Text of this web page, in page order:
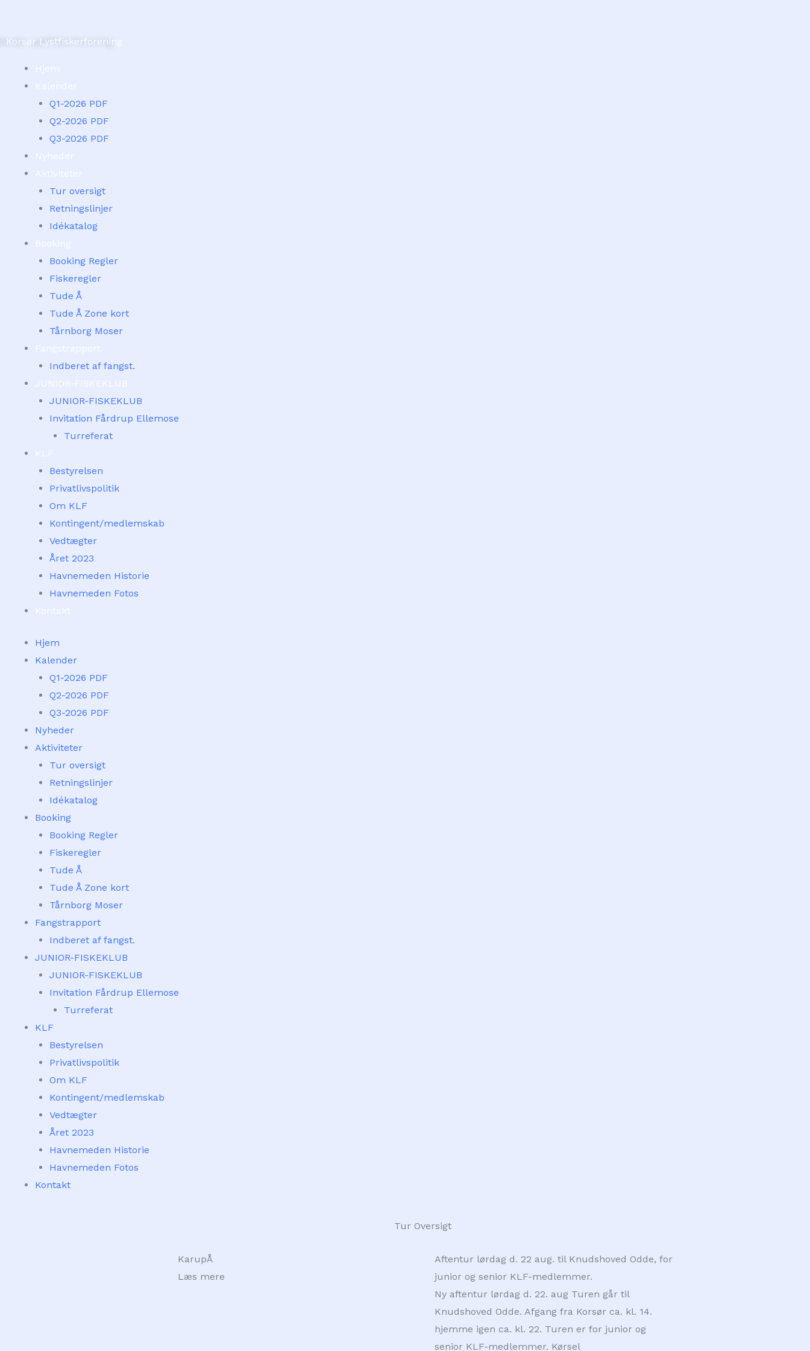
content
Korsør Lystfiskerforening
Q1-2026 PDF
Q2-2026 PDF
Q3-2026 PDF
Tur oversigt
Retningslinjer
Idékatalog
Booking Regler
Fiskeregler
Tude Å
Tude Å Zone kort
Tårnborg Moser
Indberet af fangst.
JUNIOR-FISKEKLUB
Invitation Fårdrup Ellemose
Turreferat
Bestyrelsen
Privatlivspolitik
Om KLF
Kontingent/medlemskab
Vedtægter
Året 2023
Havnemeden Historie
Havnemeden Fotos
Hjem
Kalender
Q1-2026 PDF
Q2-2026 PDF
Q3-2026 PDF
Nyheder
Aktiviteter
Tur oversigt
Retningslinjer
Idékatalog
Booking
Booking Regler
Fiskeregler
Tude Å
Tude Å Zone kort
Tårnborg Moser
Fangstrapport
Indberet af fangst.
JUNIOR-FISKEKLUB
JUNIOR-FISKEKLUB
Invitation Fårdrup Ellemose
Turreferat
KLF
Bestyrelsen
Privatlivspolitik
Om KLF
Kontingent/medlemskab
Vedtægter
Året 2023
Havnemeden Historie
Havnemeden Fotos
Kontakt
Tur Oversigt
KarupÅ
Læs mere
Aftentur lørdag d. 22 aug. til Knudshoved Odde, for
junior og senior KLF-medlemmer.
Ny aftentur lørdag d. 22. aug Turen går til
Knudshoved Odde. Afgang fra Korsør ca. kl. 14.
hjemme igen ca. kl. 22. Turen er for junior og
senior KLF-medlemmer. Kørsel